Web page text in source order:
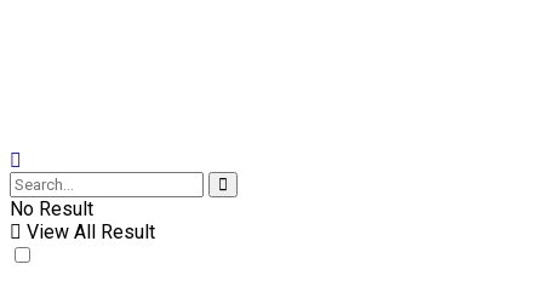
No Result
View All Result